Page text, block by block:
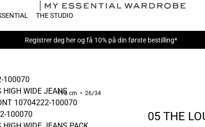
THE STUDIO
Registrer deg herog få 10% på din første bestilling*
178 cm • 26/34
05 THE